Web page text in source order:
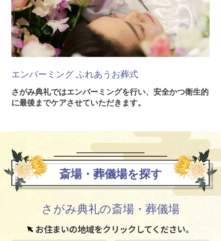
エンバーミング ふれあうお葬式
さがみ典礼ではエンバーミングを行い、安全かつ衛生的
に最後までケアさせていただきます。
斎場・葬儀場を探す
さがみ典礼の斎場・葬儀場
お住まいの地域をクリックしてください。